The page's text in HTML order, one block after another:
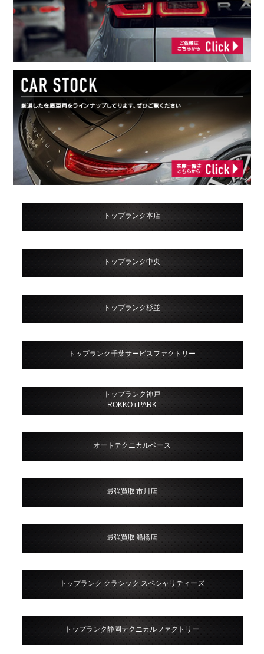
トップランク本店
トップランク中央
トップランク杉並
トップランク千葉サービスファクトリー
トップランク神戸
ROKKO i PARK
オートテクニカルベース
最強買取 市川店
最強買取 船橋店
トップランク クラシック スペシャリティーズ
トップランク静岡テクニカルファクトリー